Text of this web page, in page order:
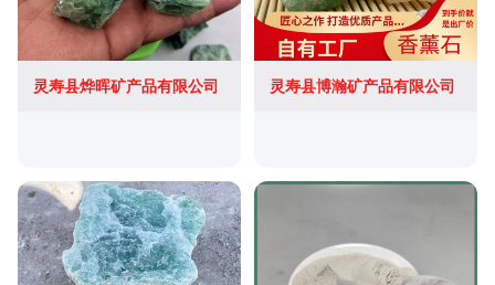
灵寿县烨晖矿产品有限公司 灵寿县博瀚矿产品有限公司